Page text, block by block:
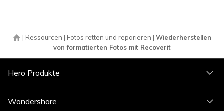
| Ressourcen | Fotos retten und reparieren | Wiederherstellen
von formatierten Fotos mit Recoverit
Hero Produkte
Wondershare